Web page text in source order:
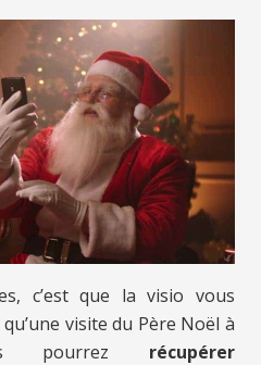
c’est que la visio vous
visite du Père Noël à
pourrez récupérer